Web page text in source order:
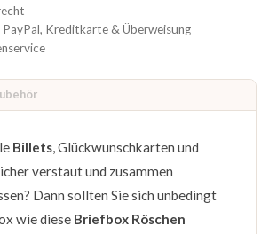
PayPal, Kreditkarte & Überweisung
Billets, Glückwunschkarten und
verstaut und zusammen
Dann sollten Sie sich unbedingt
wie diese Briefbox Röschen